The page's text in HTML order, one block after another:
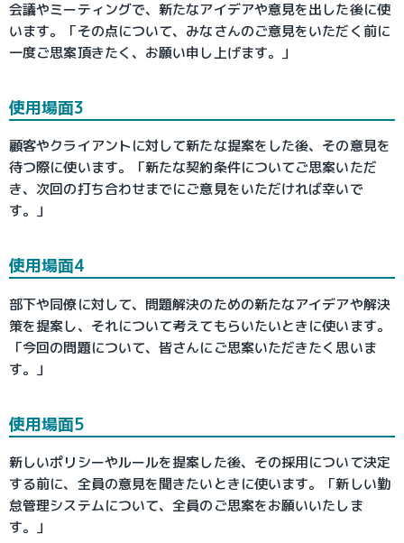
会議やミーティングで、新たなアイデアや意見を出した後に使
います。「その点について、みなさんのご意見をいただく前に
一度ご思案頂きたく、お願い申し上げます。」
使用場面3
顧客やクライアントに対して新たな提案をした後、その意見を
待つ際に使います。「新たな契約条件についてご思案いただ
き、次回の打ち合わせまでにご意見をいただければ幸いで
す。」
使用場面4
部下や同僚に対して、問題解決のための新たなアイデアや解決
策を提案し、それについて考えてもらいたいときに使います。
「今回の問題について、皆さんにご思案いただきたく思いま
す。」
使用場面5
新しいポリシーやルールを提案した後、その採用について決定
する前に、全員の意見を聞きたいときに使います。「新しい勤
怠管理システムについて、全員のご思案をお願いいたしま
す。」